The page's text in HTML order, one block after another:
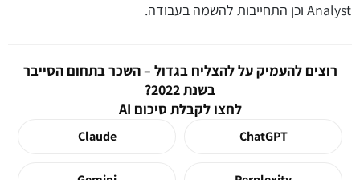
Analyst וכן התחייבות להשמה בעבודה.
רוצים להעמיק על להצליח בגדול – השכר בתחום הסייבר
בשנת 2022?
לחצו לקבלת סיכום AI
ChatGPT
Claude